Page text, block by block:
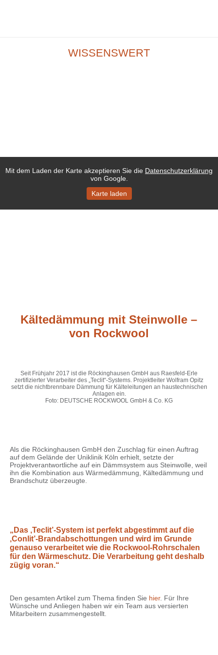
WISSENSWERT
Mit dem Laden der Karte akzeptieren Sie die Datenschutzerklärung
von Google.
Karte laden
Kältedämmung mit Steinwolle –
von Rockwool
Seit Frühjahr 2017 ist die Röckinghausen GmbH aus Raesfeld-Erle
zertifizierter Verarbeiter des „Teclit“-Systems. Projektleiter Wolfram Opitz
setzt die nichtbrennbare Dämmung für Kälteleitungen an haustechnischen
Anlagen ein.
Foto: DEUTSCHE ROCKWOOL GmbH & Co. KG
Als die Röckinghausen GmbH den Zuschlag für einen Auftrag
auf dem Gelände der Uniklinik Köln erhielt, setzte der
Projektverantwortliche auf ein Dämmsystem aus Steinwolle, weil
ihn die Kombination aus Wärmedämmung, Kältedämmung und
Brandschutz überzeugte.
„Das ‚Teclit’-System ist perfekt abgestimmt auf die
‚Conlit’-Brandabschottungen und wird im Grunde
genauso verarbeitet wie die Rockwool-Rohrschalen
für den Wärmeschutz. Die Verarbeitung geht deshalb
zügig voran.“
Den gesamten Artikel zum Thema finden Sie hier. Für Ihre
Wünsche und Anliegen haben wir ein Team aus versierten
Mitarbeitern zusammengestellt.